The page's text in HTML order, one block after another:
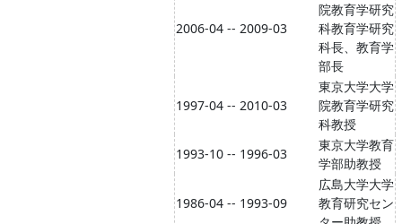
2006-04 -- 2009-03
院教育学研究
科教育学研究
科長、教育学
部長
1997-04 -- 2010-03
東京大学大学
院教育学研究
科教授
1993-10 -- 1996-03
東京大学教育
学部助教授
1986-04 -- 1993-09
広島大学大学
教育研究セン